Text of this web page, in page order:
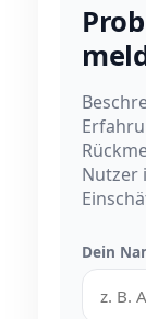
Nutzer
Dein